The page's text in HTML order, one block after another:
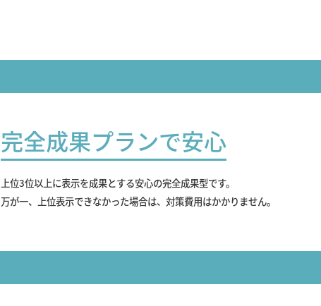
完全成果プランで安心
上位3位以上に表示を成果とする安心の完全成果型です。
万が一、上位表示できなかった場合は、対策費用はかかりません。